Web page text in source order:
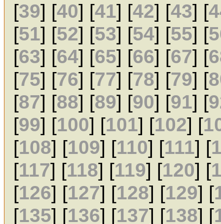
[39] [40] [41] [42] [43] [
[51] [52] [53] [54] [55] [
[63] [64] [65] [66] [67] [
[75] [76] [77] [78] [79] [
[87] [88] [89] [90] [91] [
[99] [100] [101] [102] [
[108] [109] [110] [111] [
[117] [118] [119] [120] [
[126] [127] [128] [129] [
[135] [136] [137] [138] [